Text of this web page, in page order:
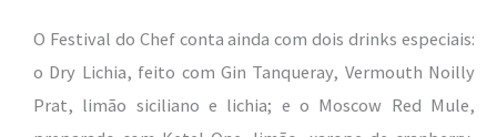
O Festival do Chef conta ainda com dois drinks especiais:
o Dry Lichia, feito com Gin Tanqueray, Vermouth Noilly
Prat, limão siciliano e lichia; e o Moscow Red Mule,